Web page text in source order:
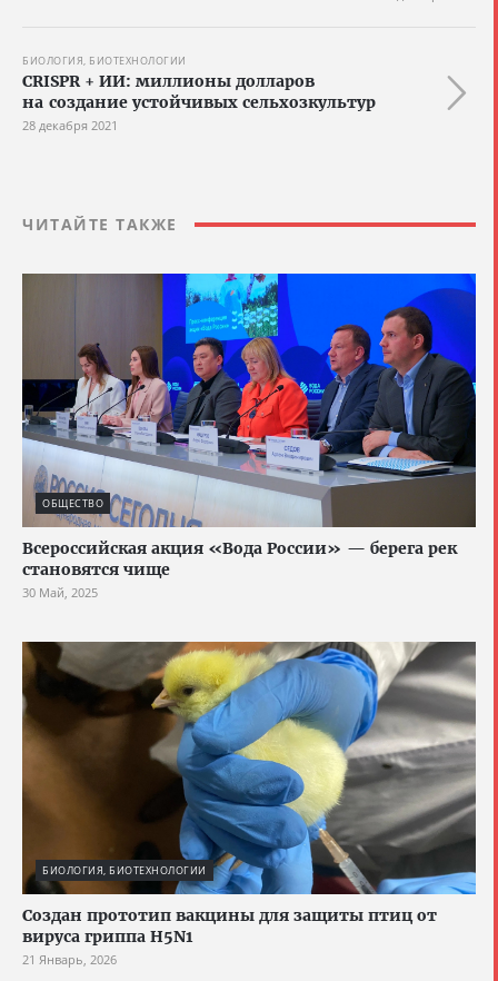
БИОЛОГИЯ, БИОТЕХНОЛОГИИ
CRISPR + ИИ: миллионы долларов
на создание устойчивых сельхозкультур
28 декабря 2021
ЧИТАЙТЕ ТАКЖЕ
ОБЩЕСТВО
Всероссийская акция «Вода России» — берега рек
становятся чище
30 Май, 2025
БИОЛОГИЯ, БИОТЕХНОЛОГИИ
Создан прототип вакцины для защиты птиц от
вируса гриппа H5N1
21 Январь, 2026